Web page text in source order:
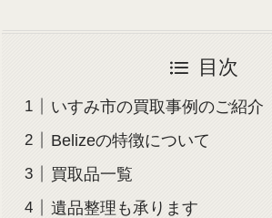
目次
いすみ市の買取事例のご紹介
Belizeの特徴について
買取品一覧
遺品整理も承ります